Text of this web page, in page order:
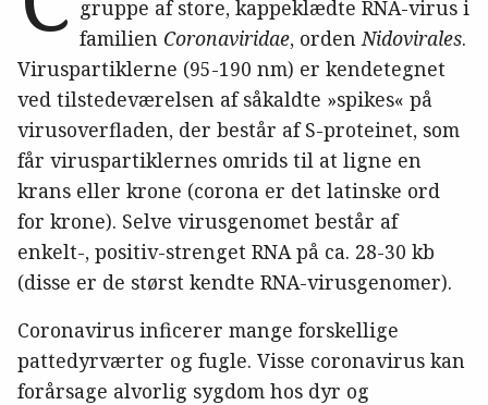
gruppe af store, kappeklædte RNA-virus i
familien Coronaviridae, orden Nidovirales.
Viruspartiklerne (95-190 nm) er kendetegnet
ved tilstedeværelsen af såkaldte »spikes« på
virusoverfladen, der består af S-proteinet, som
får viruspartiklernes omrids til at ligne en
krans eller krone (corona er det latinske ord
for krone). Selve virusgenomet består af
enkelt-, positiv-strenget RNA på ca. 28-30 kb
(disse er de størst kendte RNA-virusgenomer).
Coronavirus inficerer mange forskellige
pattedyrværter og fugle. Visse coronavirus kan
forårsage alvorlig sygdom hos dyr og